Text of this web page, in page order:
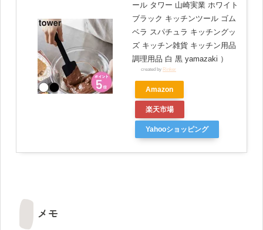
ール タワー 山崎実業 ホワイト
ブラック キッチンツール ゴム
ベラ スパチュラ キッチングッ
ズ キッチン雑貨 キッチン用品
調理用品 白 黒 yamazaki ）
created by Rinker
Amazon
楽天市場
Yahooショッピング
メモ